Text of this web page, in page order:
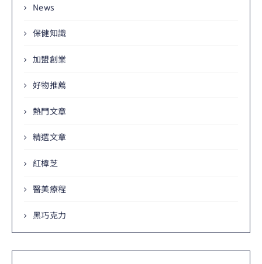
News
保健知識
加盟創業
好物推薦
熱門文章
精選文章
紅樟芝
醫美療程
黑巧克力